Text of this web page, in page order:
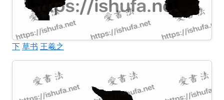
下草书 王羲之